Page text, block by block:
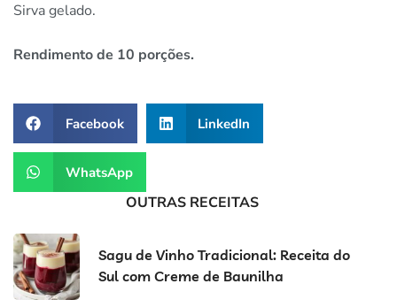
Sirva gelado.
Rendimento de 10 porções.
Facebook LinkedIn
WhatsApp
OUTRAS RECEITAS
Sagu de Vinho Tradicional: Receita do
Sul com Creme de Baunilha